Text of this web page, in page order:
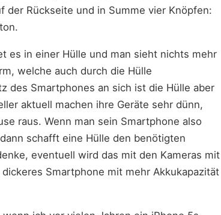
der Rückseite und in Summe vier Knöpfen:
es in einer Hülle und man sieht nichts mehr
welche auch durch die Hülle
des Smartphones an sich ist die Hülle aber
aktuell machen ihre Geräte sehr dünn,
raus. Wenn man sein Smartphone also
schafft eine Hülle den benötigten
eventuell wird das mit den Kameras mit
Smartphone mit mehr Akkukapazität